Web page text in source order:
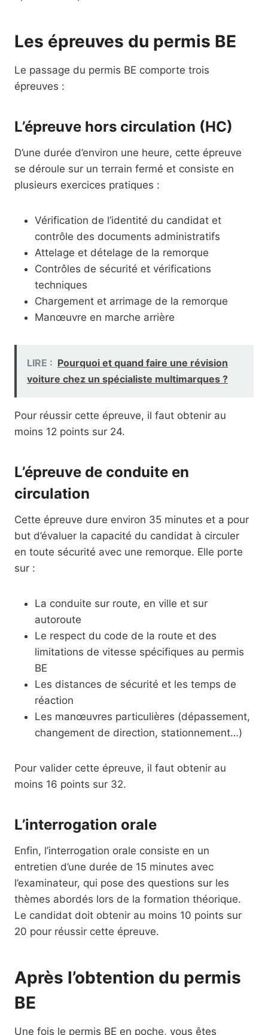
Les épreuves du permis BE
Le passage du permis BE comporte trois
épreuves :
L’épreuve hors circulation (HC)
D’une durée d’environ une heure, cette épreuve
se déroule sur un terrain fermé et consiste en
plusieurs exercices pratiques :
Vérification de l’identité du candidat et
contrôle des documents administratifs
Attelage et dételage de la remorque
Contrôles de sécurité et vérifications
techniques
Chargement et arrimage de la remorque
Manœuvre en marche arrière
LIRE : Pourquoi et quand faire une révision
voiture chez un spécialiste multimarques ?
Pour réussir cette épreuve, il faut obtenir au
moins 12 points sur 24.
L’épreuve de conduite en
circulation
Cette épreuve dure environ 35 minutes et a pour
but d’évaluer la capacité du candidat à circuler
en toute sécurité avec une remorque. Elle porte
sur :
La conduite sur route, en ville et sur
autoroute
Le respect du code de la route et des
limitations de vitesse spécifiques au permis
BE
Les distances de sécurité et les temps de
réaction
Les manœuvres particulières (dépassement,
changement de direction, stationnement…)
Pour valider cette épreuve, il faut obtenir au
moins 16 points sur 32.
L’interrogation orale
Enfin, l’interrogation orale consiste en un
entretien d’une durée de 15 minutes avec
l’examinateur, qui pose des questions sur les
thèmes abordés lors de la formation théorique.
Le candidat doit obtenir au moins 10 points sur
20 pour réussir cette épreuve.
Après l’obtention du permis
BE
Une fois le permis BE en poche, vous êtes